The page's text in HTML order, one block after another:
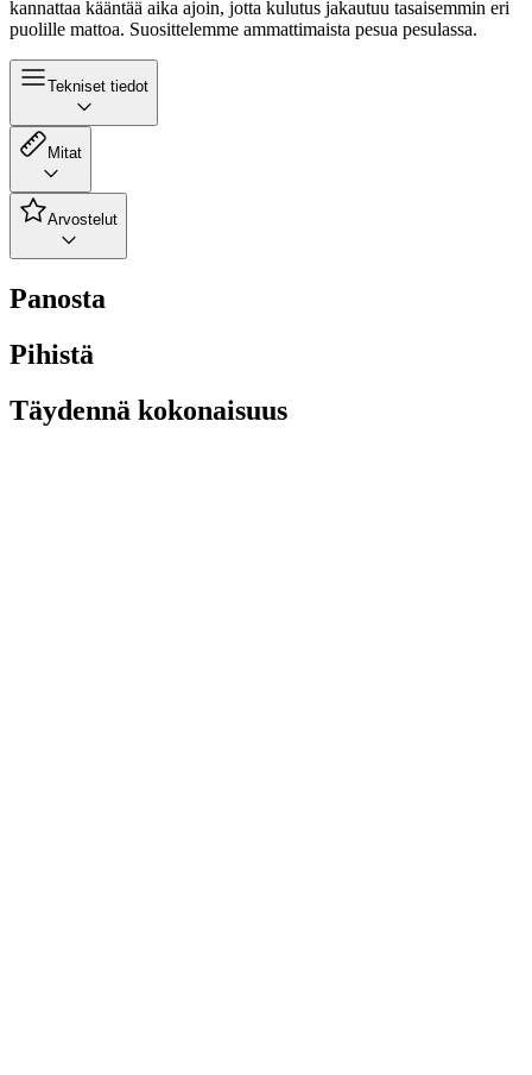
kannattaa kääntää aika ajoin, jotta kulutus jakautuu tasaisemmin eri
puolille mattoa. Suosittelemme ammattimaista pesua pesulassa.
Tekniset tiedot
Mitat
Arvostelut
Panosta
Pihistä
Täydennä kokonaisuus